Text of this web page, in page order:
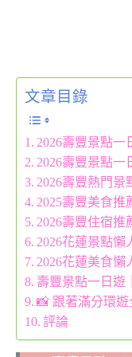
文章目錄
2026壽豐景點一
2026壽豐景點一
2026壽豐熱門景
2025壽豐美食推
2026壽豐住宿推
2026花蓮景點懶
2026花蓮美食懶
壽豐景點一日遊
📸 跟著滿分環遊
評論